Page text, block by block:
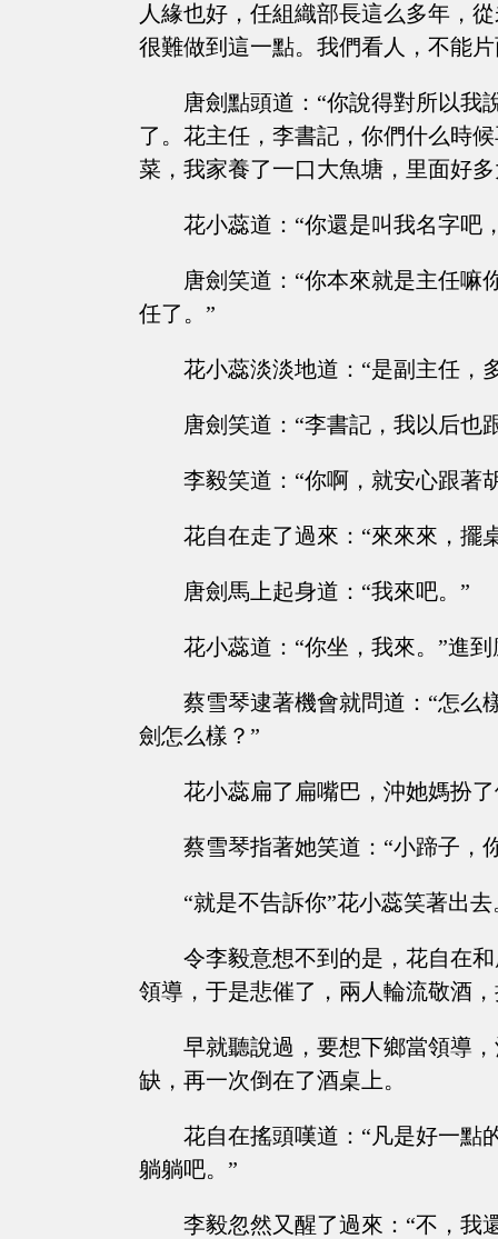
人緣也好，任組織部長這么多年，
很難做到這一點。我們看人，不能
唐劍點頭道：“你說得對所以我
了。花主任，李書記，你們什么時
菜，我家養了一口大魚塘，里面好
花小蕊道：“你還是叫我名字吧
唐劍笑道：“你本來就是主任嘛
任了。”
花小蕊淡淡地道：“是副主任，
唐劍笑道：“李書記，我以后也
李毅笑道：“你啊，就安心跟著
花自在走了過來：“來來來，擺
唐劍馬上起身道：“我來吧。”
花小蕊道：“你坐，我來。”進
蔡雪琴逮著機會就問道：“怎么
劍怎么樣？”
花小蕊扁了扁嘴巴，沖她媽扮
蔡雪琴指著她笑道：“小蹄子，
“就是不告訴你”花小蕊笑著出
令李毅意想不到的是，花自在
領導，于是悲催了，兩人輪流敬酒
早就聽說過，要想下鄉當領導
缺，再一次倒在了酒桌上。
花自在搖頭嘆道：“凡是好一點
躺躺吧。”
李毅忽然又醒了過來：“不，我